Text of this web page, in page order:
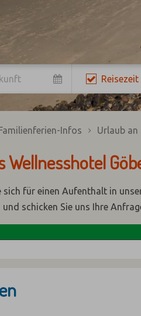
Reisezeit
Infos Urlaub an
Wellnesshotel
sich für einen Aufenthalt in
schicken Sie uns Ihre